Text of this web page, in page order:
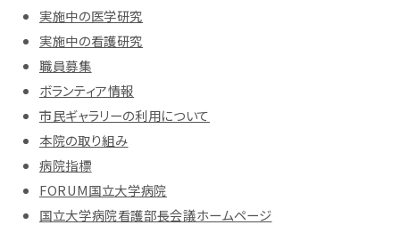
実施中の医学研究
実施中の看護研究
職員募集
ボランティア情報
市民ギャラリーの利用について
本院の取り組み
病院指標
FORUM国立大学病院
国立大学病院看護部長会議ホームページ